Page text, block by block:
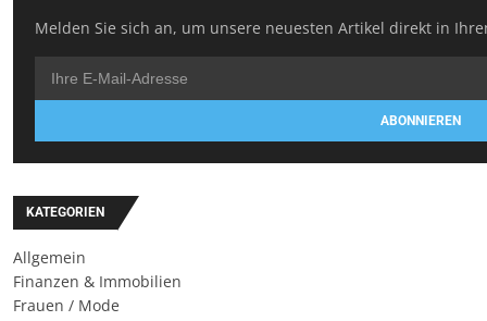
Melden Sie sich an, um unsere neuesten Artikel direkt in
ABONNIEREN
KATEGORIEN
Allgemein
Finanzen & Immobilien
Frauen / Mode